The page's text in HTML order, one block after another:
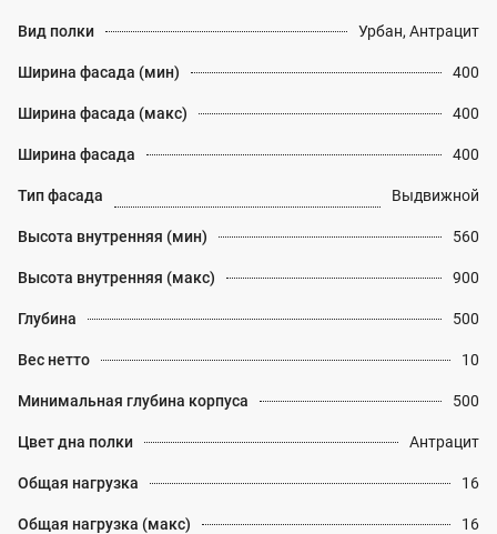
Вид полки Урбан, Антрацит
Ширина фасада (мин) 400
Ширина фасада (макс) 400
Ширина фасада 400
Тип фасада Выдвижной
Высота внутренняя (мин) 560
Высота внутренняя (макс) 900
Глубина 500
Вес нетто 10
Минимальная глубина корпуса 500
Цвет дна полки Антрацит
Общая нагрузка 16
Общая нагрузка (макс) 16